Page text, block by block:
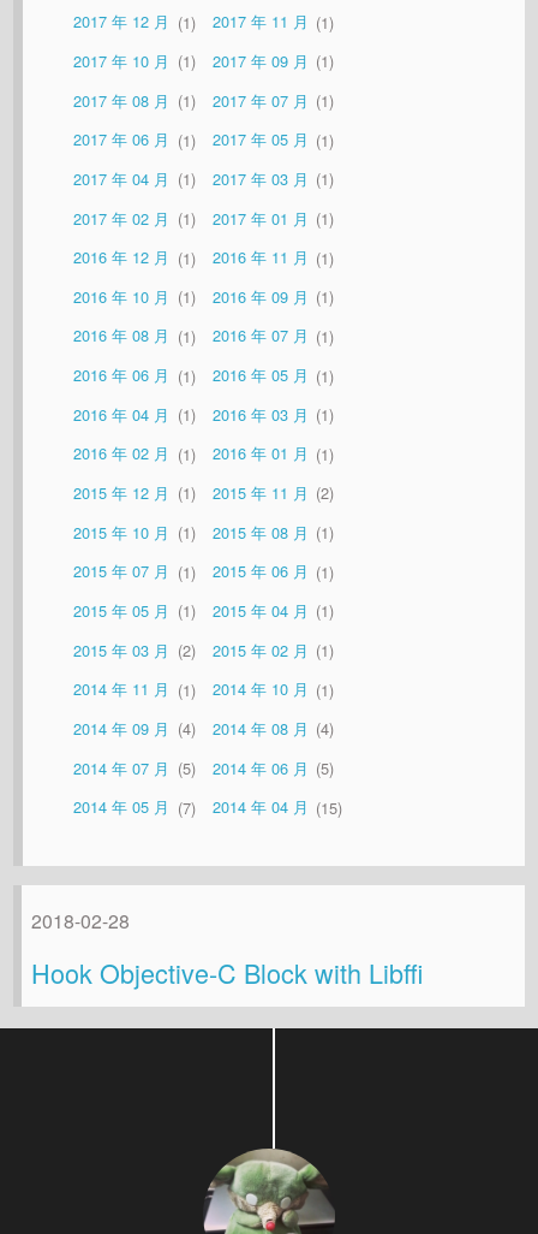
2017 年 12 月
1 2017 年 11 月
1
2017 年 10 月
1 2017 年 09 月
1
2017 年 08 月
1 2017 年 07 月
1
2017 年 06 月
1 2017 年 05 月
1
2017 年 04 月
1 2017 年 03 月
1
2017 年 02 月
1 2017 年 01 月
1
2016 年 12 月
1 2016 年 11 月
1
2016 年 10 月
1 2016 年 09 月
1
2016 年 08 月
1 2016 年 07 月
1
2016 年 06 月
1 2016 年 05 月
1
2016 年 04 月
1 2016 年 03 月
1
2016 年 02 月
1 2016 年 01 月
1
2015 年 12 月
1 2015 年 11 月
2
2015 年 10 月
1 2015 年 08 月
1
2015 年 07 月
1 2015 年 06 月
1
2015 年 05 月
1 2015 年 04 月
1
2015 年 03 月
2 2015 年 02 月
1
2014 年 11 月
1 2014 年 10 月
1
2014 年 09 月
4 2014 年 08 月
4
2014 年 07 月
5 2014 年 06 月
5
2014 年 05 月
7 2014 年 04 月 15
2018-02-28
Hook Objective-C Block with Libffi